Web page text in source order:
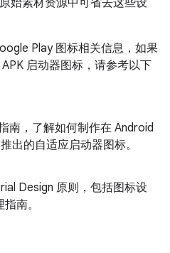
始素材资源中可省去这些设
Play 图标相关信息，如果
启动器图标，请参考以下
南，了解如何制作在 Android
出的自适应启动器图标。
Design 原则，包括图标设
南。